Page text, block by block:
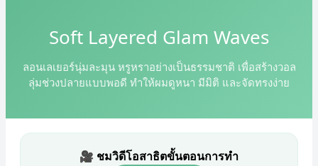
Soft Layered Glam Waves
ลอนเลเยอร์นุ่มละมุน หรูหราอย่างเป็นธรรมชาติ เพื่อสร้างวอล
ลุ่มช่วงปลายแบบพอดี ทำให้ผมดูหนา มีมิติ และจัดทรงง่าย
🎥 ชมวิดีโอสาธิตขั้นตอนการทำ